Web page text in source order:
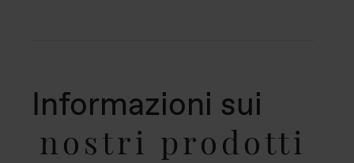
Informazioni sui
nostri prodotti